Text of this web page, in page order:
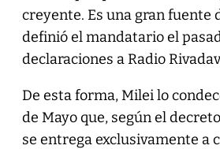
creyente. Es una gran fuente
definió el mandatario el
declaraciones a Radio
De esta forma, Milei lo
de Mayo que, según el
se entrega exclusivamente a